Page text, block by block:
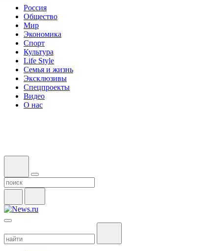
Россия
Общество
Мир
Экономика
Спорт
Культура
Life Style
Семья и жизнь
Эксклюзивы
Спецпроекты
Видео
О нас